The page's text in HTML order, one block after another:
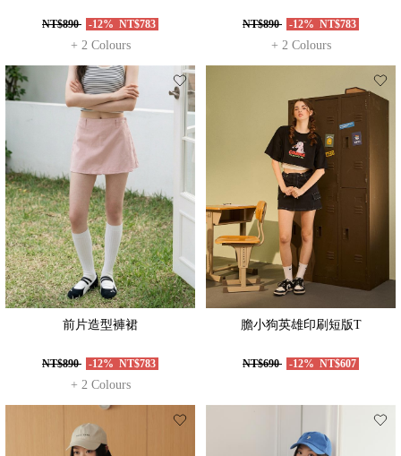
NT$890 -12% NT$783
+ 2 Colours
NT$890 -12% NT$783
+ 2 Colours
前片造型褲裙
NT$890 -12% NT$783
+ 2 Colours
膽小狗英雄印刷短版T
NT$690 -12% NT$607